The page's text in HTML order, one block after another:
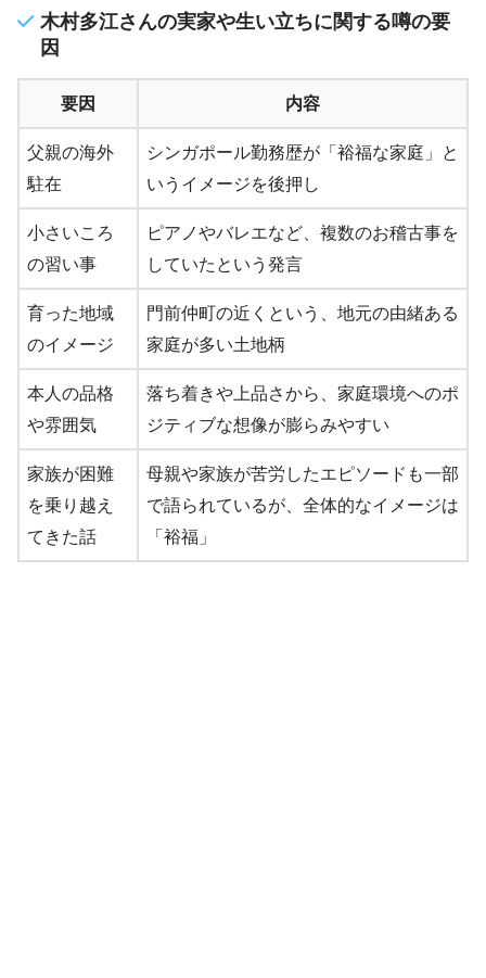
木村多江さんの実家や生い立ちに関する噂の要
因
要因 内容
父親の海外
駐在
シンガポール勤務歴が「裕福な家庭」と
いうイメージを後押し
小さいころ
の習い事
ピアノやバレエなど、複数のお稽古事を
していたという発言
育った地域
のイメージ
門前仲町の近くという、地元の由緒ある
家庭が多い土地柄
本人の品格
や雰囲気
落ち着きや上品さから、家庭環境へのポ
ジティブな想像が膨らみやすい
家族が困難
を乗り越え
てきた話
母親や家族が苦労したエピソードも一部
で語られているが、全体的なイメージは
「裕福」